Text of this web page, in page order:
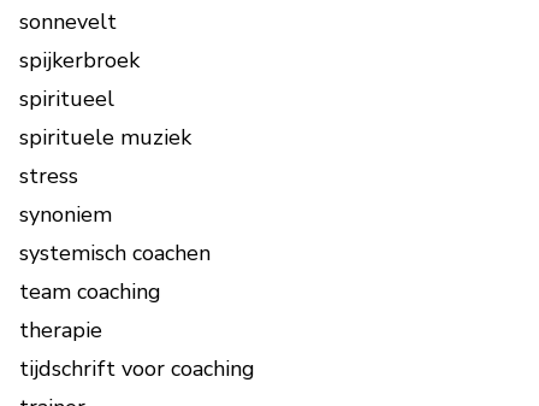
sonnevelt
spijkerbroek
spiritueel
spirituele muziek
stress
synoniem
systemisch coachen
team coaching
therapie
tijdschrift voor coaching